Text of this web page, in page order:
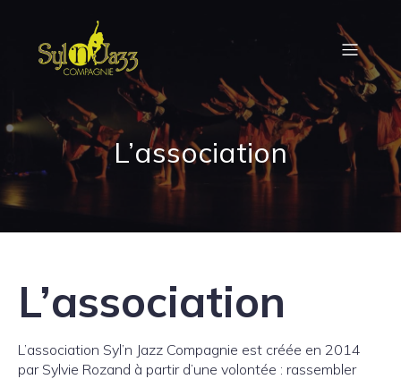
L’association
L’association
L’association Syl’n Jazz Compagnie est créée en 2014
par Sylvie Rozand à partir d’une volontée : rassembler